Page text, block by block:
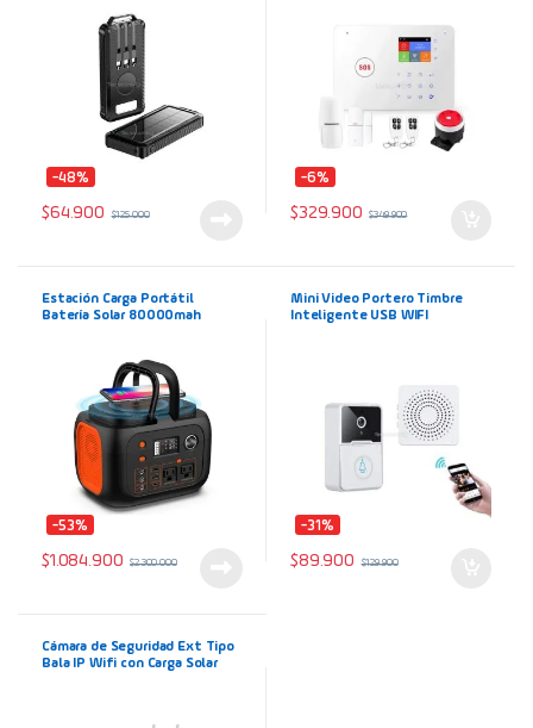
-48%
$64.900 $125.000
-6%
$329.900 $349.900
Estación Carga Portátil
Batería Solar 80000mah
USB/Wireless 5V 2A
-53%
$1.084.900 $2.300.000
Mini Video Portero Timbre
Inteligente USB WIFI
-31%
$89.900 $129.900
Cámara de Seguridad Ext Tipo
Bala IP Wifi con Carga Solar